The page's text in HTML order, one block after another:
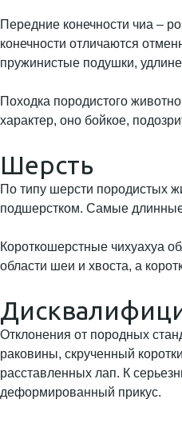
Передние конечности чиа –
конечности отличаются
пружинистые подушки,
Походка породистого
характер, оно бойкое,
Шерсть
По типу шерсти породистых
подшерстком. Самые длинные
Короткошерстные чихуахуа
области шеи и хвоста, а
Отклонения от породных
раковины, скрученный
расставленных лап. К
деформированный прикус.